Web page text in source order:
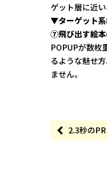
ゲット層に近
▼ターゲット系
⑦飛び出す絵本
POPUPが数枚
るような魅せ
ません。
2.3秒のPR